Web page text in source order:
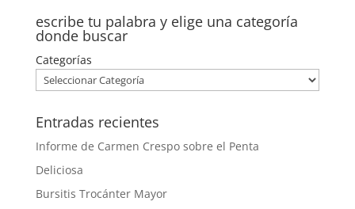
escribe tu palabra y elige una categoría
donde buscar
Categorías
Entradas recientes
Informe de Carmen Crespo sobre el Penta
Deliciosa
Bursitis Trocánter Mayor